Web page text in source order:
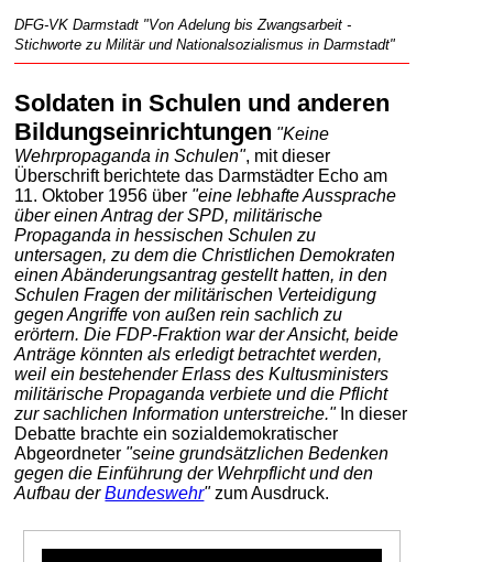
DFG-VK Darmstadt "Von Adelung bis Zwangsarbeit -
Stichworte zu Militär und Nationalsozialismus in Darmstadt"
Soldaten in Schulen und anderen
Bildungseinrichtungen "Keine
Wehrpropaganda in Schulen", mit dieser
Überschrift berichtete das Darmstädter Echo am
11. Oktober 1956 über "eine lebhafte Aussprache
über einen Antrag der SPD, militärische
Propaganda in hessischen Schulen zu
untersagen, zu dem die Christlichen Demokraten
einen Abänderungsantrag gestellt hatten, in den
Schulen Fragen der militärischen Verteidigung
gegen Angriffe von außen rein sachlich zu
erörtern. Die FDP-Fraktion war der Ansicht, beide
Anträge könnten als erledigt betrachtet werden,
weil ein bestehender Erlass des Kultusministers
militärische Propaganda verbiete und die Pflicht
zur sachlichen Information unterstreiche."In dieser
Debatte brachte ein sozialdemokratischer
Abgeordneter "seine grundsätzlichen Bedenken
gegen die Einführung der Wehrpflicht und den
Aufbau derBundeswehr"zum Ausdruck.